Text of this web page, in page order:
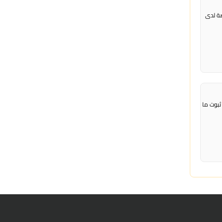
لدى
ما